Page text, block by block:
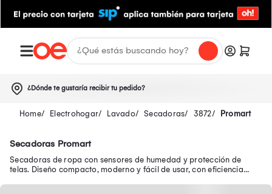
¿Dónde te gustaría recibir tu pedido?
Electrohogar Lavado Secadoras 3872 Promart
Secadoras Promart
Secadoras de ropa con sensores de humedad y protección de
telas. Diseño compacto, moderno y fácil de usar, con eficiencia